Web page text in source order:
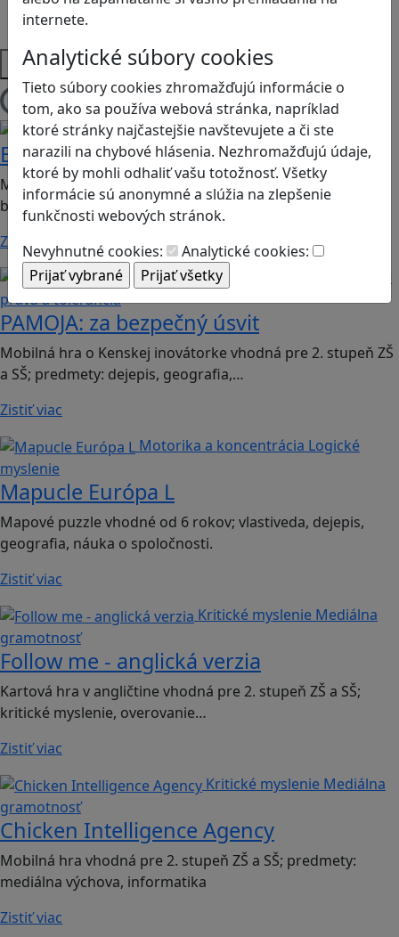
internete.
Analytické súbory cookies
Tieto súbory cookies zhromažďujú informácie o
tom, ako sa používa webová stránka, napríklad
ktoré stránky najčastejšie navštevujete a či ste
narazili na chybové hlásenia. Nezhromažďujú údaje,
ktoré by mohli odhaliť vašu totožnosť. Všetky
informácie sú anonymné a slúžia na zlepšenie
funkčnosti webových stránok.
Nevyhnutné cookies:
Analytické cookies:
Zdravie a pohyb
Platformy
Načítam hry
Zdravie a pohybPrírodné vedy / STEM
Bunky v akcii
Mobilná hra vhodná pre 2. stupeň ZŠ a SŠ; predmet:
biológia.
Zistiť viac
Globálne vzdelávanie
práva a tolerancia
PAMOJA: za bezpečný úsvit
Mobilná hra o Kenskej inovátorke vhodná pre 2. stupeň ZŠ
a SŠ; predmety: dejepis, geografia,…
Zistiť viac
Motorika a koncentrácia Logické
myslenie
Mapucle Európa L
Mapové puzzle vhodné od 6 rokov; vlastiveda, dejepis,
geografia, náuka o spoločnosti.
Zistiť viac
Kritické myslenie Mediálna
gramotnosť
Follow me - anglická verzia
Kartová hra v angličtine vhodná pre 2. stupeň ZŠ a SŠ;
kritické myslenie, overovanie…
Zistiť viac
Kritické myslenie Mediálna
gramotnosť
Chicken Intelligence Agency
Mobilná hra vhodná pre 2. stupeň ZŠ a SŠ; predmety:
mediálna výchova, informatika
Zistiť viac